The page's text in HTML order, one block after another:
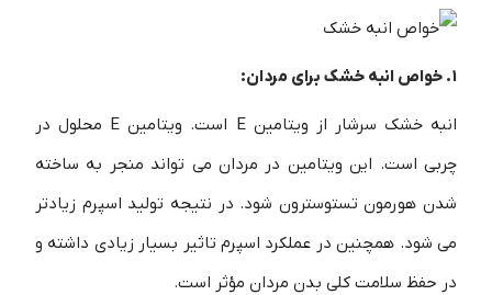
1. خواص انبه خشک برای مردان:
انبه خشک سرشار از ویتامین E است. ویتامین E محلول در
چربی است. این ویتامین در مردان می تواند منجر به ساخته
شدن هورمون تستوسترون شود. در نتیجه تولید اسپرم زیادتر
می شود. همچنین در عملکرد اسپرم تاثیر بسیار زیادی داشته و
در حفظ سلامت کلی بدن مردان مؤثر است.